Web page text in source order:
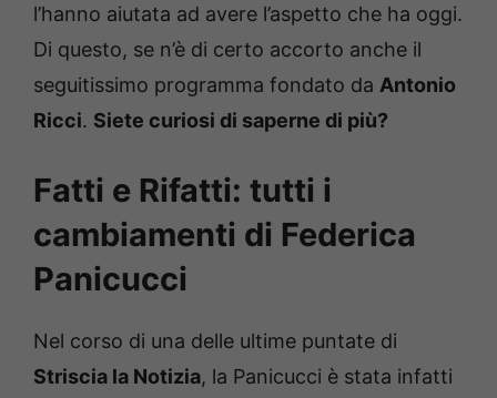
l’hanno aiutata ad avere l’aspetto che ha oggi.
Di questo, se n’è di certo accorto anche il
seguitissimo programma fondato da Antonio
Ricci. Siete curiosi di saperne di più?
Fatti e Rifatti: tutti i
cambiamenti di Federica
Panicucci
Nel corso di una delle ultime puntate di
Striscia la Notizia, la Panicucci è stata infatti